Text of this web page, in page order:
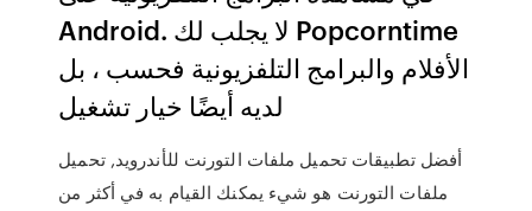
Android. لا يجلب لك Popcorntime
الأفلام والبرامج التلفزيونية فحسب ، بل
لديه أيضًا خيار تشغيل
أفضل تطبيقات تحميل ملفات التورنت للأندرويد, تحميل
ملفات التورنت هو شيء يمكنك القيام به في أكثر من